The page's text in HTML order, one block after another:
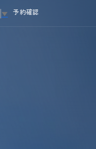
▼ 予約確認